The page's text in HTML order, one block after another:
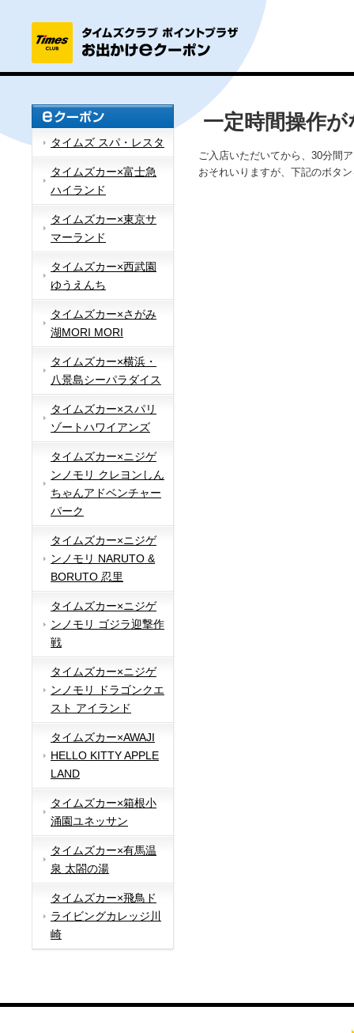
タイムズ スパ・レスタ
タイムズカー×富士急
ハイランド
タイムズカー×東京サ
マーランド
タイムズカー×西武園
ゆうえんち
タイムズカー×さがみ
湖MORI MORI
タイムズカー×横浜・
八景島シーパラダイス
タイムズカー×スパリ
ゾートハワイアンズ
タイムズカー×ニジゲ
ンノモリ クレヨンしん
ちゃんアドベンチャー
パーク
タイムズカー×ニジゲ
ンノモリ NARUTO &
BORUTO 忍里
タイムズカー×ニジゲ
ンノモリ ゴジラ迎撃作
戦
タイムズカー×ニジゲ
ンノモリ ドラゴンクエ
スト アイランド
タイムズカー×AWAJI
HELLO KITTY APPLE
LAND
タイムズカー×箱根小
涌園ユネッサン
タイムズカー×有馬温
泉 太閤の湯
タイムズカー×飛鳥ド
ライビングカレッジ川
崎
一定時間操作
ご入店いただいてから、30分間
おそれいりますが、下記のボタ